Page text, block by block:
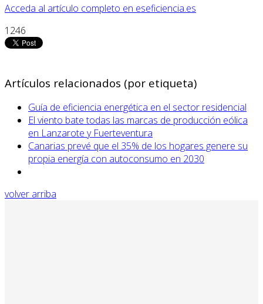
Acceda al artículo completo en eseficiencia.es
1246
Artículos relacionados (por etiqueta)
Guía de eficiencia energética en el sector residencial
El viento bate todas las marcas de producción eólica
en Lanzarote y Fuerteventura
Canarias prevé que el 35% de los hogares genere su
propia energía con autoconsumo en 2030
volver arriba